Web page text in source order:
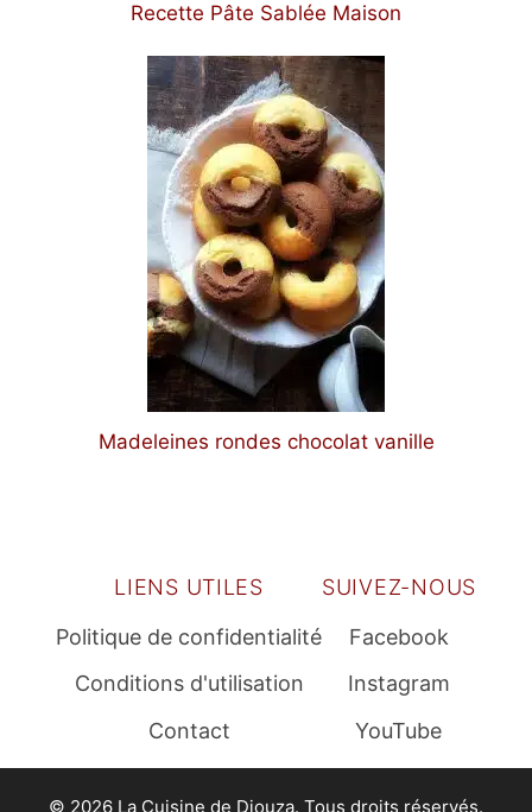
Recette Pâte Sablée Maison
Madeleines rondes chocolat vanille
LIENS UTILES
Politique de confidentialité
Conditions d'utilisation
Contact
SUIVEZ-NOUS
Facebook
Instagram
YouTube
© 2026 La Cuisine de Djouza. Tous droits réservés.